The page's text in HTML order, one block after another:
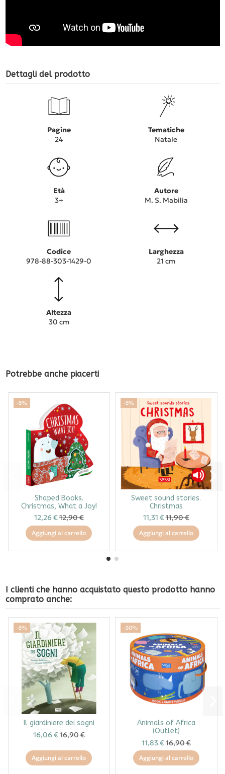
Dettagli del prodotto
Pagine
24
Tematiche
Natale
Età
3+
Autore
M. S. Mabilia
Codice
978-88-303-1429-0
Larghezza
21 cm
Altezza
30 cm
Potrebbe anche piacerti
-5%
Shaped Books.
Christmas, What a Joy!
12,26 €12,90 €
Aggiungi al carrello
-5%
Sweet sound stories.
Christmas
11,31 €11,90 €
Aggiungi al carrello
I clienti che hanno acquistato questo prodotto hanno
comprato anche:
-5%
Il giardiniere dei sogni
16,06 €16,90 €
Aggiungi al carrello
-30%
Animals of Africa
(Outlet)
11,83 €16,90 €
Aggiungi al carrello